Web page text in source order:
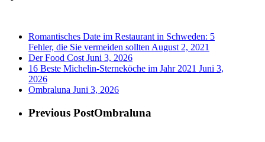
Romantisches Date im Restaurant in Schweden: 5
Fehler, die Sie vermeiden solltenAugust 2, 2021
Der Food Cost Juni 3, 2026
16 Beste Michelin-Sterneköche im Jahr 2021 Juni 3,
2026
Ombraluna Juni 3, 2026
Previous PostOmbraluna